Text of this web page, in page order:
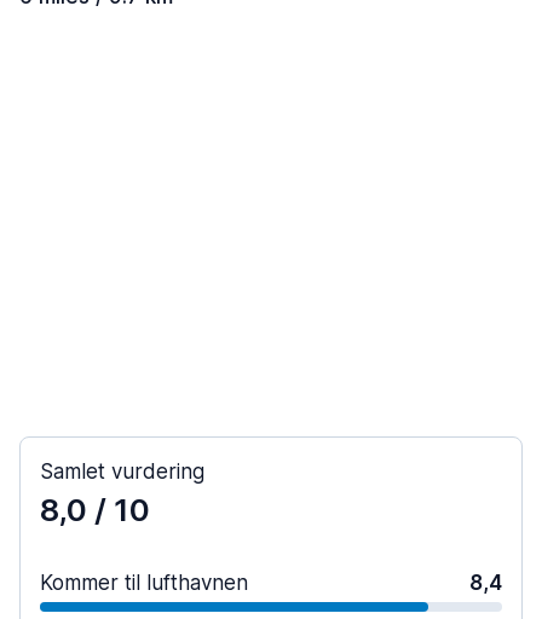
Samlet vurdering
8,0 / 10
Kommer til lufthavnen 8,4